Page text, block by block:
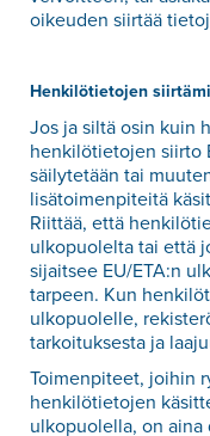
oikeuden siirtää
Henkilötietojen
Jos ja siltä osin kuin
henkilötietojen siirto
säilytetään tai
lisätoimenpiteitä
Riittää, että
ulkopuolelta tai että
sijaitsee EU/ETA:n
tarpeen. Kun
ulkopuolelle,
tarkoituksesta ja
Toimenpiteet, joihin
henkilötietojen
ulkopuolella, on